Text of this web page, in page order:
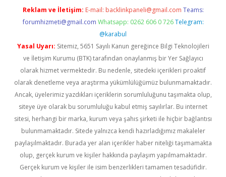
Reklam ve İletişim: E-mail: backlinkpaneli@gmail.com Teams:
forumhizmeti@gmail.com Whatsapp: 0262 606 0 726 Telegram:
@karabul
Yasal Uyarı: Sitemiz, 5651 Sayılı Kanun gereğince Bilgi Teknolojileri
ve İletişim Kurumu (BTK) tarafından onaylanmış bir Yer Sağlayıcı
olarak hizmet vermektedir. Bu nedenle, sitedeki içerikleri proaktif
olarak denetleme veya araştırma yükümlülüğümüz bulunmamaktadır.
Ancak, üyelerimiz yazdıkları içeriklerin sorumluluğunu taşımakta olup,
siteye üye olarak bu sorumluluğu kabul etmiş sayılırlar. Bu internet
sitesi, herhangi bir marka, kurum veya şahıs şirketi ile hiçbir bağlantısı
bulunmamaktadır. Sitede yalnızca kendi hazırladığımız makaleler
paylaşılmaktadır. Burada yer alan içerikler haber niteliği taşımamakta
olup, gerçek kurum ve kişiler hakkında paylaşım yapılmamaktadır.
Gerçek kurum ve kişiler ile isim benzerlikleri tamamen tesadüfidir.